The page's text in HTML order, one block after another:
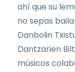
ahí que su
no sepas
Danbolin
Dantzarien
músicos